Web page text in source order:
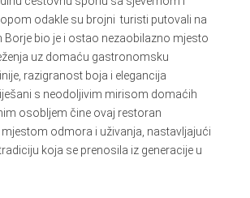
odakle su brojni turisti putovali na
Borje bio je i ostao nezaobilazno mjesto
uz domaću gastronomsku
razigranost boja i elegancija
s neodoljivim mirisom domaćih
osobljem čine ovaj restoran
odmora i uživanja, nastavljajući
koja se prenosila iz generacije u